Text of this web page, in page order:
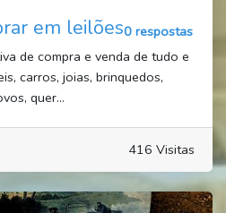
em leilões0 respostas
de compra e venda de tudo e
carros, joias, brinquedos,
quer...
416 Visitas